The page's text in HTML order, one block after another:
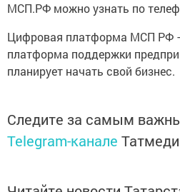
МСП.РФ можно узнать по
Цифровая платформа МСП РФ
платформа поддержки
планирует начать свой бизнес.
Следите за самым
Telegram-канале